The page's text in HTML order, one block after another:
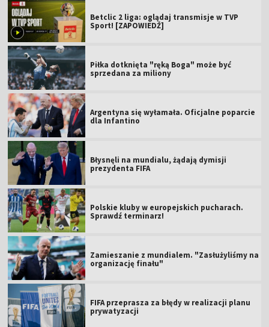
Betclic 2 liga: oglądaj transmisje w TVP
Sport! [ZAPOWIEDŹ]
Piłka dotknięta "ręką Boga" może być
sprzedana za miliony
Argentyna się wyłamała. Oficjalne poparcie
dla Infantino
Błysnęli na mundialu, żądają dymisji
prezydenta FIFA
Polskie kluby w europejskich pucharach.
Sprawdź terminarz!
Zamieszanie z mundialem. "Zasłużyliśmy na
organizację finału"
FIFA przeprasza za błędy w realizacji planu
prywatyzacji